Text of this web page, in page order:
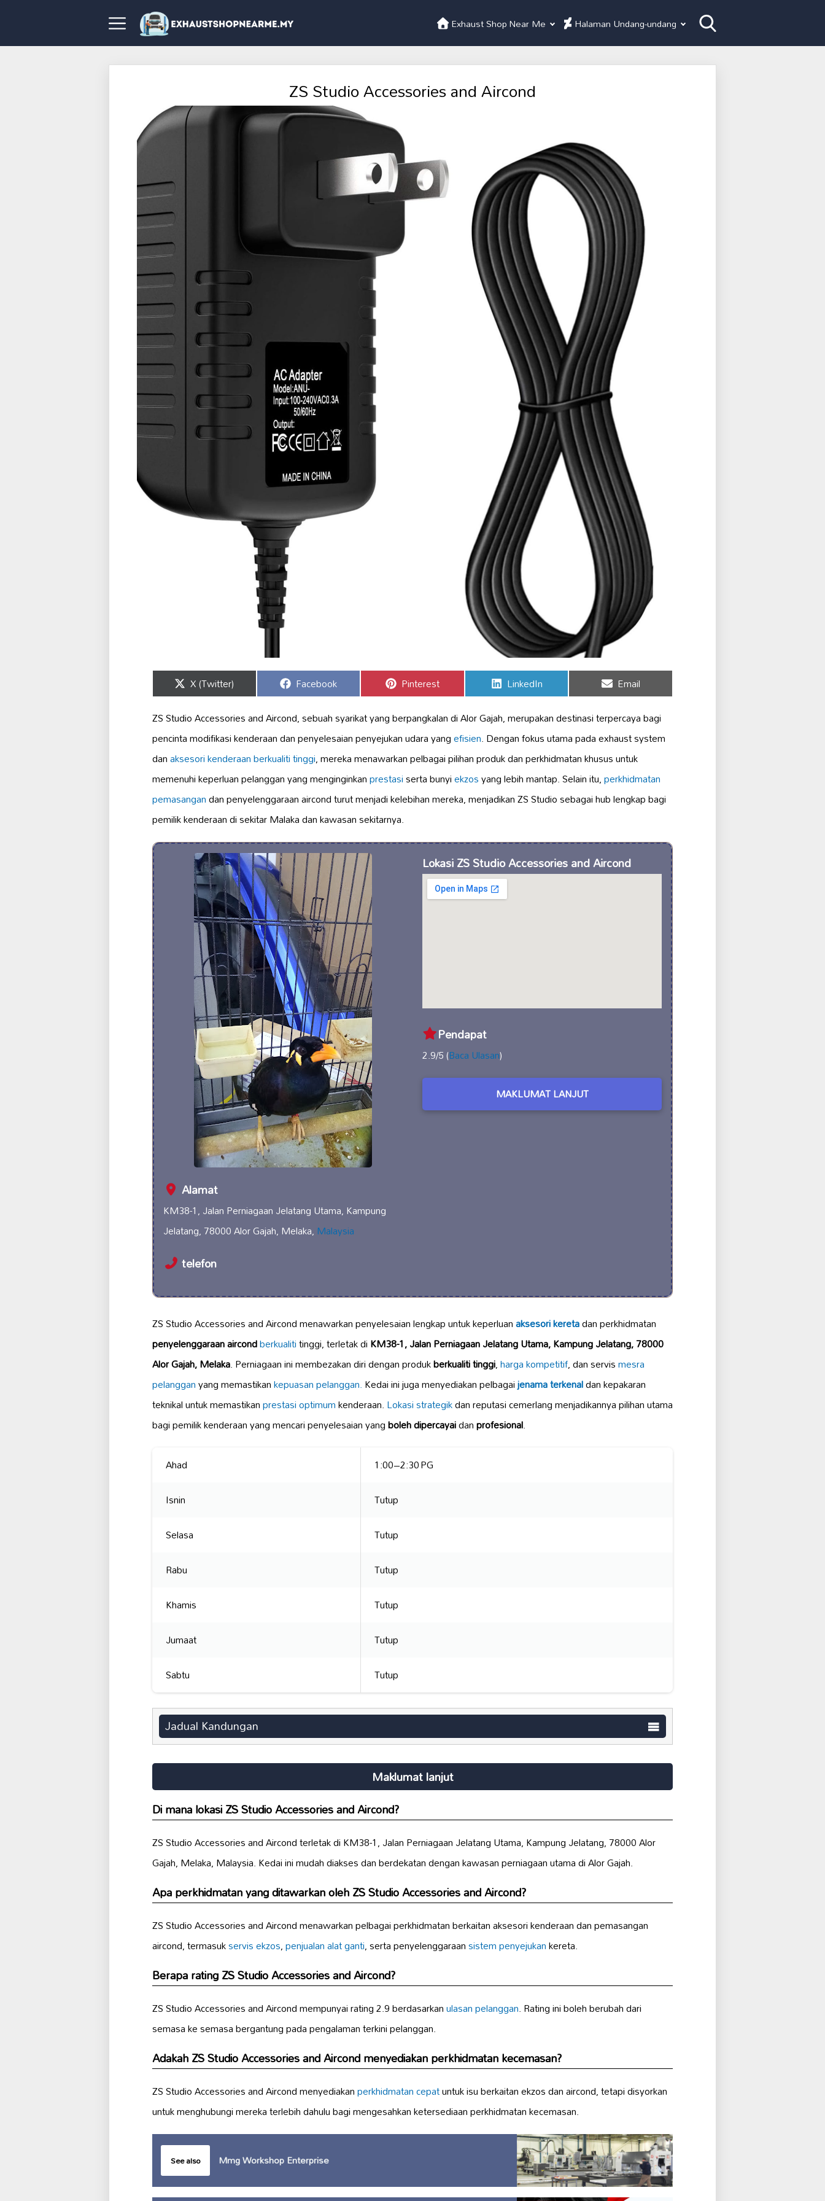
Exhaust Shop Near Me Halaman Undang-undang
ZS Studio Accessories and Aircond
Share
on
X (Twitter) Share
on
Facebook Share
on
Pinterest Share
on
LinkedIn Share
on
Email
ZS Studio Accessories and Aircond, sebuah syarikat yang berpangkalan di Alor Gajah, merupakan destinasi terpercaya bagi
pencinta modifikasi kenderaan dan penyelesaian penyejukan udara yangefisien. Dengan fokus utama pada exhaust system
danaksesori kenderaanberkualiti tinggi, mereka menawarkan pelbagai pilihan produk dan perkhidmatan khusus untuk
memenuhi keperluan pelanggan yang menginginkanprestasiserta bunyiekzosyang lebih mantap. Selain itu,perkhidmatan
pemasangandan penyelenggaraan aircond turut menjadi kelebihan mereka, menjadikan ZS Studio sebagai hub lengkap bagi
pemilik kenderaan di sekitar Malaka dan kawasan sekitarnya.
Alamat
KM38-1, Jalan Perniagaan Jelatang Utama, Kampung
Jelatang, 78000 Alor Gajah, Melaka,Malaysia
telefon
Lokasi ZS Studio Accessories and Aircond
Pendapat
2.9/5 (Baca Ulasan)
MAKLUMAT LANJUT
ZS Studio Accessories and Aircond menawarkan penyelesaian lengkap untuk keperluanaksesori keretadan perkhidmatan
penyelenggaraan aircondberkualititinggi, terletak diKM38-1, Jalan Perniagaan Jelatang Utama, Kampung Jelatang, 78000
Alor Gajah, Melaka. Perniagaan ini membezakan diri dengan produkberkualiti tinggi,harga kompetitif, dan servismesra
pelangganyang memastikankepuasan pelanggan.Kedai ini juga menyediakan pelbagaijenama terkenaldan kepakaran
teknikal untuk memastikanprestasi optimumkenderaan.Lokasi strategikdan reputasi cemerlang menjadikannya pilihan utama
bagi pemilik kenderaan yang mencari penyelesaian yangboleh dipercayaidanprofesional.
Ahad
1:00–2:30 PG
Isnin
Tutup
Selasa
Tutup
Rabu
Tutup
Khamis
Tutup
Jumaat
Tutup
Sabtu
Tutup
Jadual Kandungan
Maklumat lanjut
Di mana lokasi ZS Studio Accessories and Aircond?
ZS Studio Accessories and Aircond terletak di KM38-1, Jalan Perniagaan Jelatang Utama, Kampung Jelatang, 78000 Alor
Gajah, Melaka, Malaysia. Kedai ini mudah diakses dan berdekatan dengan kawasan perniagaan utama di Alor Gajah.
Apa perkhidmatan yang ditawarkan oleh ZS Studio Accessories and Aircond?
ZS Studio Accessories and Aircond menawarkan pelbagai perkhidmatan berkaitan aksesori kenderaan dan pemasangan
aircond, termasukservis ekzos,penjualan alat ganti, serta penyelenggaraansistem penyejukankereta.
Berapa rating ZS Studio Accessories and Aircond?
ZS Studio Accessories and Aircond mempunyai rating 2.9 berdasarkanulasan pelanggan. Rating ini boleh berubah dari
semasa ke semasa bergantung pada pengalaman terkini pelanggan.
Adakah ZS Studio Accessories and Aircond menyediakan perkhidmatan kecemasan?
ZS Studio Accessories and Aircond menyediakanperkhidmatan cepatuntuk isu berkaitan ekzos dan aircond, tetapi disyorkan
untuk menghubungi mereka terlebih dahulu bagi mengesahkan ketersediaan perkhidmatan kecemasan.
See also Mmg Workshop Enterprise